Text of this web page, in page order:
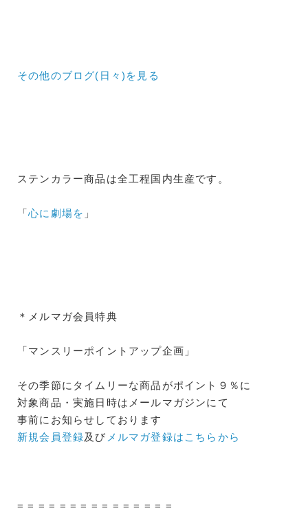
その他のブログ(日々) を見る
ステンカラー商品は全工程国内生産です。
「心に劇場を 」
＊メルマガ会員特典
「マンスリーポイントアップ企画」
その季節にタイムリーな商品がポイント９％に
対象商品・実施日時はメールマガジンにて
事前にお知らせしております
新規会員登録及び メルマガ登録はこちらから
= = = = = = = = = = = = = = =